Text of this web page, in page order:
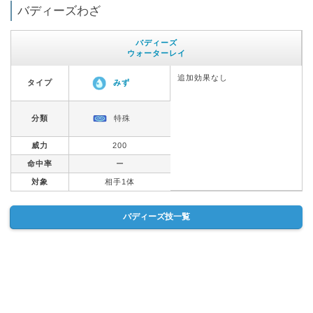
バディーズわざ
バディーズ
ウォーターレイ
タイプ みず
追加効果なし
分類 特殊
威力 200
命中率 ー
対象 相手1体
バディーズ技一覧